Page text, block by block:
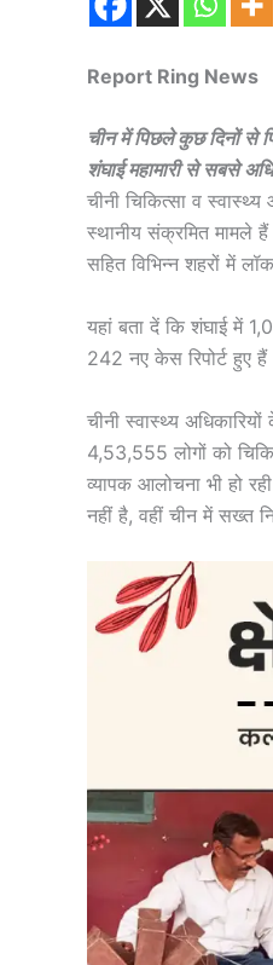
Report Ring News
चीन में पिछले कुछ दिनों से
शंघाई महामारी से सबसे
चीनी चिकित्सा व
स्थानीय संक्रमित मामले
सहित विभिन्न शहरों में
यहां बता दें कि शंघाई में
242 नए केस रिपोर्ट हुए
चीनी स्वास्थ्य
4,53,555 लोगों को
व्यापक आलोचना भी हो
नहीं है, वहीं चीन में सख्त